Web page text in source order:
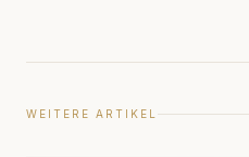
WEITERE ARTIKEL